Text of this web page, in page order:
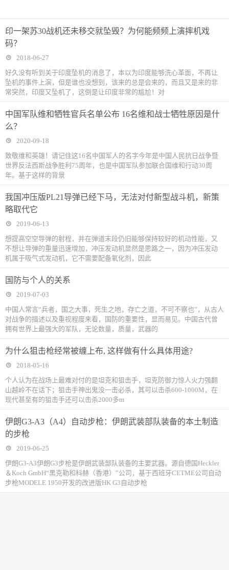
印一架苏30战机还未移交就坠毁？为何能频频上演摔机戏
码？
2018-06-27
好久没有听到关于印度坠机的消息了，本以为印度能够洗心革面，不再让
坠机的事件上演，但是谁也没想到，该来的总是会来的，而且又是来的非
常突然，印度又坠机了，这倒是让印度非常的尴尬！对
中国军队维和牺牲官兵名单公布 16名维和战士牺牲原因是什
么？
2020-09-18
致敬维和英雄！请记住这16名中国军人的名字今年是中国人民抗日战争暨
世界反法西斯战争胜利75周年，也是中国军队参加联合国维和行动30周
年。基于这样的背景
我国冲压版PL21导弹已经下马，无法对付新型战斗机，新策
略取代它
2019-06-13
想提高空空导弹的射程，并在弹道末段仍旧能够保持较好的机动性能，又
不想让导弹的重量迅速增加，冲压发动机显然是思路之一，因为冲压发动
机属于吸气式发动机，它不需要配备氧化剂，因此
国防与个人的关系
2019-07-03
中国人常言“兵者，国之大事，死生之地，存亡之道，不可不察也”，从古人
对战争的描述以及重视程度来看，国防的重要性，显而易见。中国古代曾
拥有世界上最强大的军队，无论数量，质量，武器的
为什么狙击枪经常被缠上布, 这样做有什么具体用途?
2018-05-16
个人认为在战场上最难对付的是坦克和狙击手，坦克防御力惊人火力强翻
山越岭不在话下；狙击手神出鬼没一击必杀，其可以击杀600-1000M，在
现代甚至有的狙击手还可以击杀2000多m
伊朗G3-A3（A4）自动步枪：伊朗武装部队装备的本土制造
的步枪
2019-06-25
伊朗G3-A3伊朗G3步枪是伊朗武装部队装备的主要武器。源自德国Heckler
＆Koch GmbH“黑克勒和科赫（香港）”公司，基于西班牙CETME公司自动
步枪MODELE 1950开发的改进版HK G3自动步枪